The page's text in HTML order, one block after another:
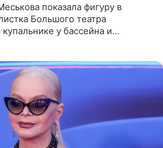
показала фигуру в
Большого театра
у бассейна и